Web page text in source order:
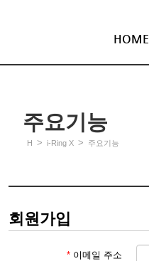
HOME
주요기능
H > i-Ring X > 주요기능
회원가입
* 이메일 주소